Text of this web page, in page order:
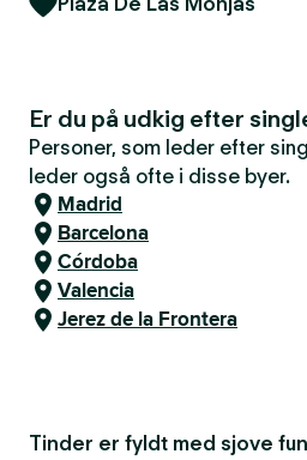
Er du på udkig efter
Personer, som leder efter
leder også ofte i disse byer.
Madrid
Barcelona
Córdoba
Valencia
Jerez de la Frontera
Tinder er fyldt med sjove